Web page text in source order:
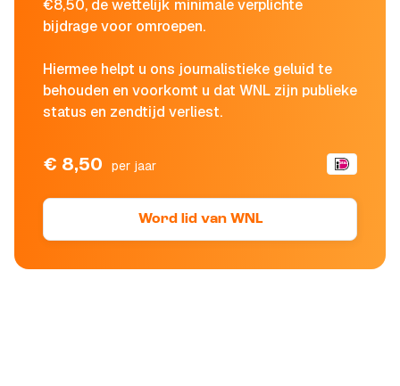
€8,50, de wettelijk minimale verplichte
bijdrage voor omroepen.
Hiermee helpt u ons journalistieke geluid te
behouden en voorkomt u dat WNL zijn publieke
status en zendtijd verliest.
€ 8,50 per jaar
Word lid van WNL